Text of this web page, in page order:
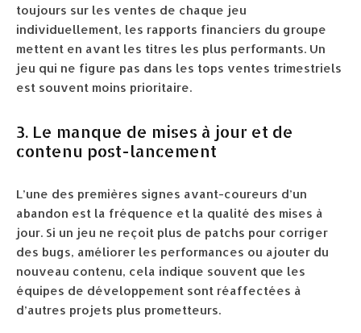
toujours sur les ventes de chaque jeu
individuellement, les rapports financiers du groupe
mettent en avant les titres les plus performants. Un
jeu qui ne figure pas dans les tops ventes trimestriels
est souvent moins prioritaire.
3. Le manque de mises à jour et de
contenu post-lancement
L’une des premières signes avant-coureurs d’un
abandon est la fréquence et la qualité des mises à
jour. Si un jeu ne reçoit plus de patchs pour corriger
des bugs, améliorer les performances ou ajouter du
nouveau contenu, cela indique souvent que les
équipes de développement sont réaffectées à
d’autres projets plus prometteurs.